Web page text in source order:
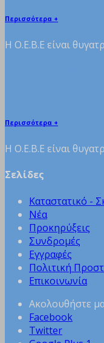
Περισσότερα +
H Ο.Ε.Β.Ε είναι
Περισσότερα +
H Ο.Ε.Β.Ε είναι
Σελίδες
Καταστατικό -
Νέα
Προκηρύξεις
Συνδρομές
Εγγραφές
Πολιτική
Επικοινωνία
Ακολουθήστε
Facebook
Twitter